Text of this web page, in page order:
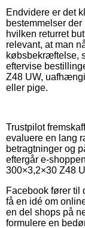
Endvidere er det
bestemmelser
hvilken returret
relevant, at man
købsbekræftelse,
eftervise
Z48 UW,
eller pige.
Trustpilot
evaluere en lang
betragtninger og
eftergår e-
300×3,2×30 Z48
Facebook fører til
få en idé om
en del shops på
formulere en